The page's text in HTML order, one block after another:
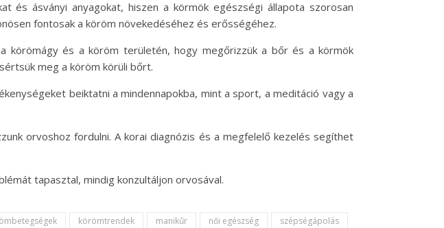
és ásványi anyagokat, hiszen a körmök egészségi állapota szorosan
fontosak a köröm növekedéséhez és erősségéhez.
körömágy és a köröm területén, hogy megőrizzük a bőr és a körmök
meg a köröm körüli bőrt.
beiktatni a mindennapokba, mint a sport, a meditáció vagy a
orvoshoz fordulni. A korai diagnózis és a megfelelő kezelés segíthet
tapasztal, mindig konzultáljon orvosával.
körömtrendek manikűr női egészség szépségápolás